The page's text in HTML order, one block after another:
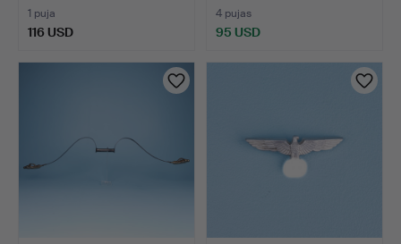
1 puja
116 USD
4 pujas
95 USD